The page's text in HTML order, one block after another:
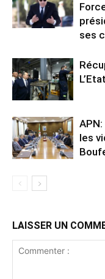
ses
les
LAISSER UN